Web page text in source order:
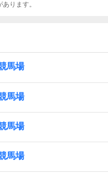
ります。
馬場
馬場
馬場
馬場